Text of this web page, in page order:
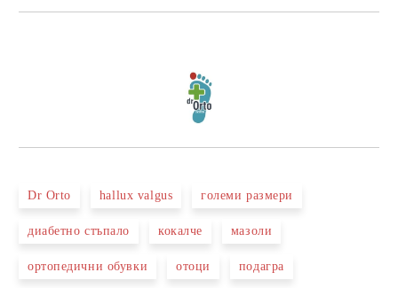
Dr Orto hallux valgus големи размери
диабетно стъпало кокалче мазоли
ортопедични обувки отоци подагра